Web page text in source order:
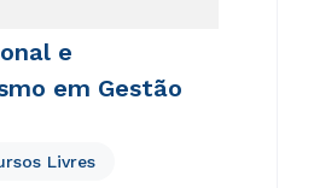
e
em Gestão
Livres